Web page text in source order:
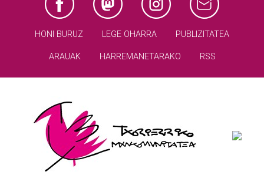
HONI BURUZ LEGE OHARRA PUBLIZITATEA
ARAUAK HARREMANETARAKO RSS